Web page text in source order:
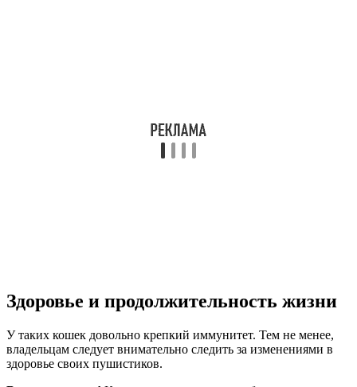
Здоровье и продолжительность жизни
У таких кошек довольно крепкий иммунитет. Тем не менее,
владельцам следует внимательно следить за изменениями в
здоровье своих пушистиков.